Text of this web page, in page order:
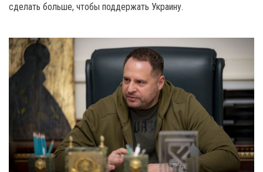
сделать больше, чтобы поддержать Украину.